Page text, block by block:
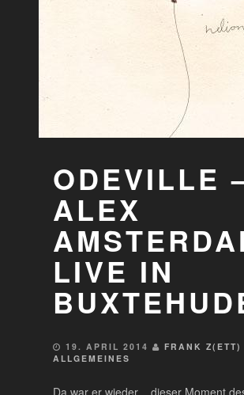
ODEVILLE
ALEX
LIVE IN
19. APRIL 2014 FRANK Z(ETT)
ALLGEMEINES